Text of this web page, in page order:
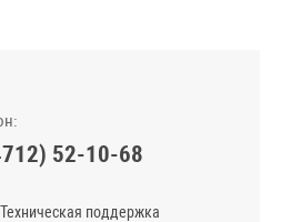
52-10-68
Техническая поддержка